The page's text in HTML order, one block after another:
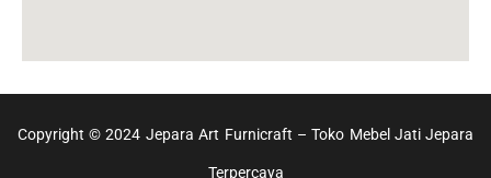
Copyright © 2024 Jepara Art Furnicraft – Toko Mebel Jati Jepara
Terpercaya